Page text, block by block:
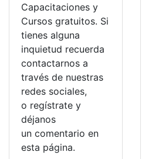
Capacitaciones y
Cursos gratuitos. Si
tienes alguna
inquietud recuerda
contactarnos a
través de nuestras
redes sociales,
o regístrate y
déjanos
un comentario en
esta página.